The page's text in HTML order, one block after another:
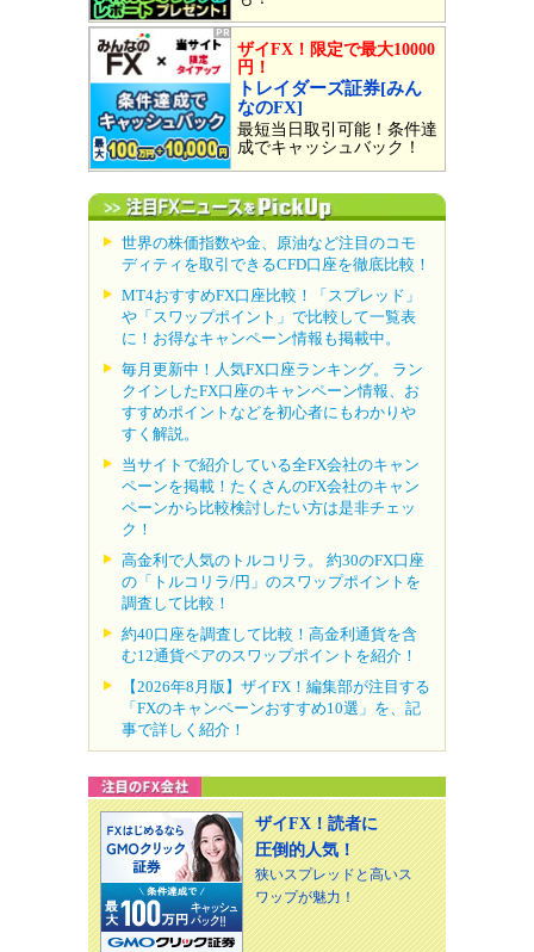
ザイFX！限定で最大10000
円！
トレイダーズ証券[みん
なのFX]
最短当日取引可能！条件達
成でキャッシュバック！
世界の株価指数や金、原油など注目のコモ
ディティを取引できるCFD口座を徹底比較！
MT4おすすめFX口座比較！「スプレッド」
や「スワップポイント」で比較して一覧表
に！お得なキャンペーン情報も掲載中。
毎月更新中！人気FX口座ランキング。 ラン
クインしたFX口座のキャンペーン情報、お
すすめポイントなどを初心者にもわかりや
すく解説。
当サイトで紹介している全FX会社のキャン
ペーンを掲載！たくさんのFX会社のキャン
ペーンから比較検討したい方は是非チェッ
ク！
高金利で人気のトルコリラ。 約30のFX口座
の「トルコリラ/円」のスワップポイントを
調査して比較！
約40口座を調査して比較！高金利通貨を含
む12通貨ペアのスワップポイントを紹介！
【2026年8月版】ザイFX！編集部が注目する
「FXのキャンペーンおすすめ10選」を、記
事で詳しく紹介！
ザイFX！読者に
圧倒的人気！
狭いスプレッドと高いス
ワップが魅力！